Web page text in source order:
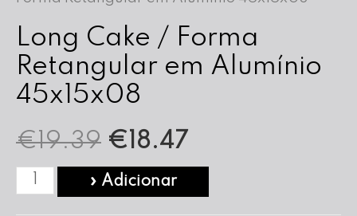
Long Cake / Forma
Retangular em Alumínio
45x15x08
€19.39 O
preço
€18.47
Quantidade» Adicionar